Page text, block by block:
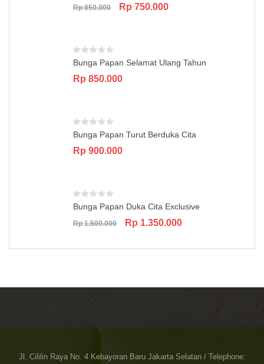
Rp850.000
Original
Rp 750.000Current
Bunga Papan Selamat Ulang Tahun
Rp 850.000
Bunga Papan Turut Berduka Cita
Rp 900.000
Bunga Papan Duka Cita Exclusive
Rp1.500.000
Original
Rp 1.350.000Current
Jl. Cililin Raya No. 4 Kebayoran Baru Jakarta Selatan / Telephone: